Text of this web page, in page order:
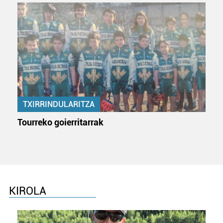
TXIRRINDULARITZA
Tourreko goierritarrak
KIROLA